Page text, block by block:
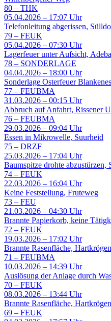
80 – THK
05.04.2026 – 17:07 Uhr
Telefonleitung abgerissen,
79 – FEUK
05.04.2026 – 07:30 Uhr
Lagerfeuer unter Aufsicht,
78 – SONDERLAGE
04.04.2026 – 18:00 Uhr
Sonderlage Osterfeuer
77 – FEUBMA
31.03.2026 – 00:15 Uhr
Abbruch auf Anfahrt, Rissener
76 – FEUBMA
29.03.2026 – 09:04 Uhr
Essen in Mikrowelle, Suurheid
75 – DRZF
25.03.2026 – 17:04 Uhr
Baumspitze drohte abzustürzen,
74 – FEUK
22.03.2026 – 16:04 Uhr
Keine Feststellung, Fruteweg
73 – FEU
21.03.2026 – 04:30 Uhr
Brannte Papierkorb, keine
72 – FEUK
19.03.2026 – 17:02 Uhr
Brannte Rasenfläche, Hartkrögen
71 – FEUBMA
10.03.2026 – 14:39 Uhr
Auslösung der Anlage durch
70 – FEUK
08.03.2026 – 13:44 Uhr
Brannte Rasenfläche, Hartkrögen
69 – FEUK